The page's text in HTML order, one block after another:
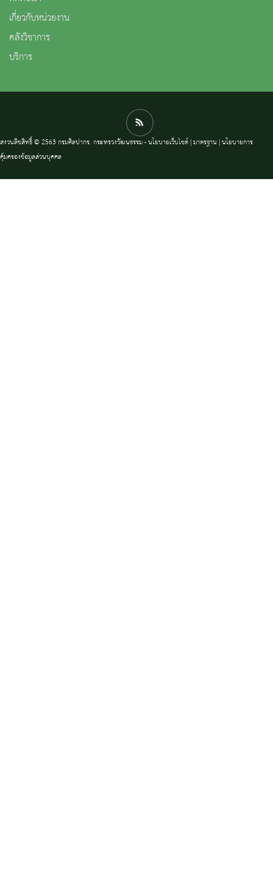
เกี่ยวกับหน่วยงาน
คลังวิชาการ
บริการ
สงวนลิขสิทธิ์ © 2563 กรมศิลปากร. กระทรวงวัฒนธรรม -นโยบายเว็บไซต์|มาตรฐาน |นโยบายการ
คุ้มครองข้อมูลส่วนบุคคล